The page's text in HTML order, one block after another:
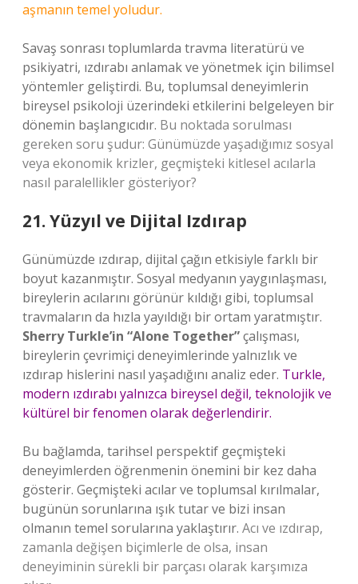
aşmanın temel yoludur.
Savaş sonrası toplumlarda travma literatürü ve
psikiyatri, ızdırabı anlamak ve yönetmek için bilimsel
yöntemler geliştirdi. Bu, toplumsal deneyimlerin
bireysel psikoloji üzerindeki etkilerini belgeleyen bir
dönemin başlangıcıdır. Bu noktada sorulması
gereken soru şudur: Günümüzde yaşadığımız sosyal
veya ekonomik krizler, geçmişteki kitlesel acılarla
nasıl paralellikler gösteriyor?
21. Yüzyıl ve Dijital Izdırap
Günümüzde ızdırap, dijital çağın etkisiyle farklı bir
boyut kazanmıştır. Sosyal medyanın yaygınlaşması,
bireylerin acılarını görünür kıldığı gibi, toplumsal
travmaların da hızla yayıldığı bir ortam yaratmıştır.
Sherry Turkle’in “Alone Together”çalışması,
bireylerin çevrimiçi deneyimlerinde yalnızlık ve
ızdırap hislerini nasıl yaşadığını analiz eder. Turkle,
modern ızdırabı yalnızca bireysel değil, teknolojik ve
kültürel bir fenomen olarak değerlendirir.
Bu bağlamda, tarihsel perspektif geçmişteki
deneyimlerden öğrenmenin önemini bir kez daha
gösterir. Geçmişteki acılar ve toplumsal kırılmalar,
bugünün sorunlarına ışık tutar ve bizi insan
olmanın temel sorularına yaklaştırır. Acı ve ızdırap,
zamanla değişen biçimlerle de olsa, insan
deneyiminin sürekli bir parçası olarak karşımıza